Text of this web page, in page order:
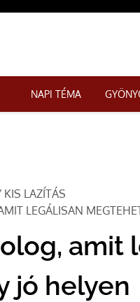
NAPI TÉMA
KIS LAZÍTÁS
LEGÁLISAN
amit
jó helyen